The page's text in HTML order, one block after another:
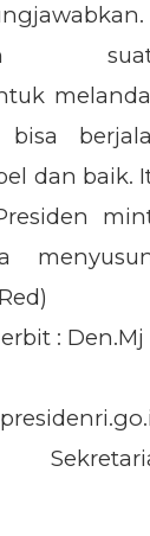
dan baik.
: Den.Mj